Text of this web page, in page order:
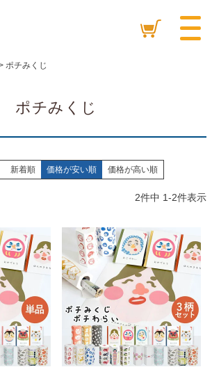
ポチみくじ
ポチみくじ
新着順 価格が安い順 価格が高い順
2件中 1-2件表示